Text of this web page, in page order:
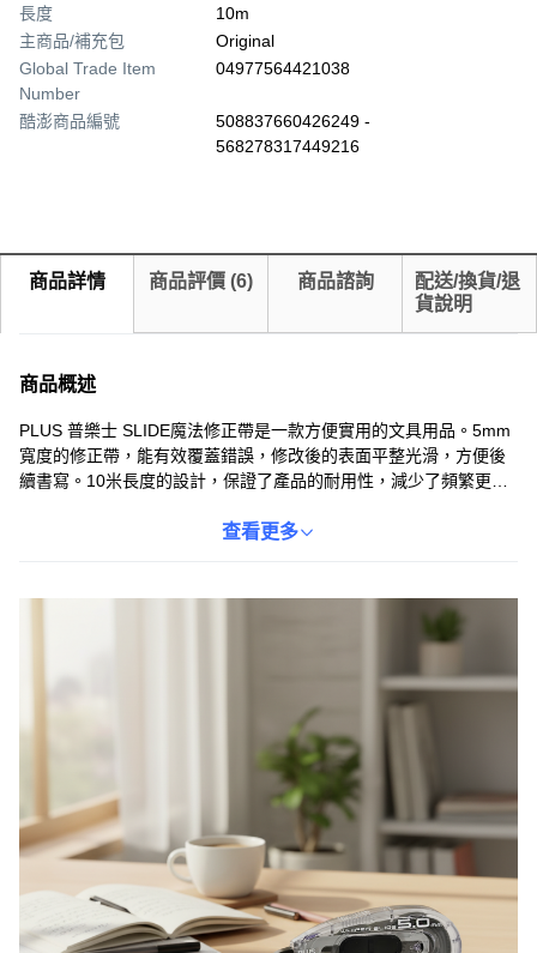
長度
10m
主商品/補充包
Original
Global Trade Item
Number
04977564421038
酷澎商品編號
508837660426249 -
568278317449216
商品詳情 商品評價 (6) 商品諮詢
配送/換貨/退
貨說明
商品概述
PLUS 普樂士 SLIDE魔法修正帶是一款方便實用的文具用品。5mm
寬度的修正帶，能有效覆蓋錯誤，修改後的表面平整光滑，方便後
續書寫。10米長度的設計，保證了產品的耐用性，減少了頻繁更換
透明外殼方便隨時查看剩餘用量，避免使用中斷。無論是在辦公室
查看更多